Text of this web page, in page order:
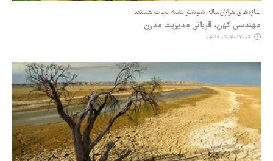
سازه‌های هزاران‌ساله شوشتر تشنه نجات هستند
مهندسی کهن، قربانی مدیریت مدرن
۱۴۰۴-۱۲-۰۴ ۰۴:۱۹